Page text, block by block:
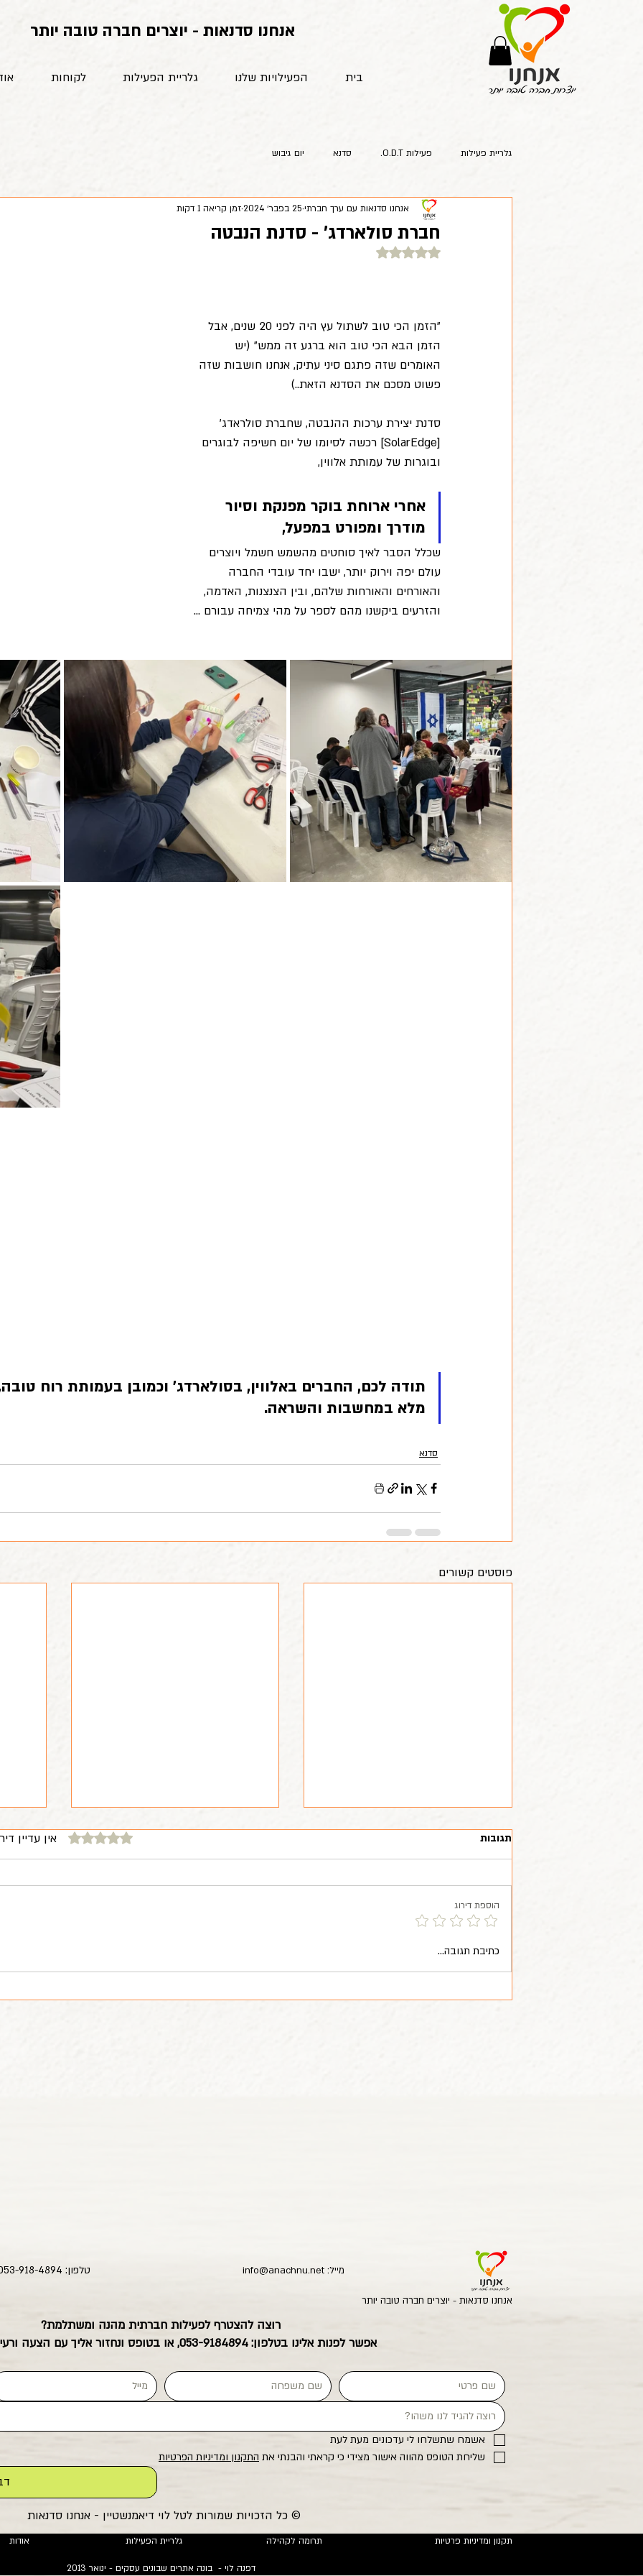
אנחנו סדנאות - יוצרים חברה טובה יותר
בית הפעילויות שלנו גלריית הפעילות לקוחות
גלריית פעילות פעילות O.D.T. סדנא יום גיבוש
חברת סולארדג' - סדנת הנבטה
אנחנו סדנאות עם ערך חברתי 25 בפבר׳ 2024 זמן קריאה 1 דקות
דירוג של NaN מתוך 5 כוכבים
״הזמן הכי טוב לשתול עץ היה לפני 20 שנים, אבל
הזמן הבא הכי טוב הוא ברגע זה ממש״ (יש
האומרים שזה פתגם סיני עתיק, אנחנו חושבות שזה
פשוט מסכם את הסדנא הזאת..)
סדנת יצירת ערכות ההנבטה, שחברת סולראדג׳
[SolarEdge]
רכשה לסיומו של יום חשיפה לבוגרים
ובוגרות של עמותת אלווין,
אחרי ארוחת בוקר מפנקת וסיור
מודרך ומפורט במפעל,
שכלל הסבר לאיך סוחטים מהשמש חשמל ויוצרים
עולם יפה וירוק יותר, ישבו יחד עובדי החברה
והאורחים והאורחות שלהם, ובין הצנצנות, האדמה,
והזרעים ביקשנו מהם לספר על מהי צמיחה עבורם …
תודה לכם, החברים באלווין, בסולארדג׳ וכמובן בעמותת רוח
מלא במחשבות והשראה.
סדנא
פוסטים קשורים
שזירת פרחים מתנדבי בנק לאומי
למען קיבוץ בארי
ילדי המפונים מאופקים
תגובות דירוג של 0 מתוך 5 כוכבים אין עדיין
הוספת דירוג
כתיבת תגובה...
מייל: info@anachnu.net טלפון: 053-918-4894
אנחנו סדנאות - יוצרים חברה טובה יותר
רוצה להצטרף לפעילות חברתית מהנה ומשתלמת?
אפשר לפנות אלינו בטלפון:053-9184894, או בטופס ונחזור אליך עם הצעה
אשמח שתשלחו לי עדכונים מעת לעת
שליחת הטופס מהווה אישור מצידי כי קראתי והבנתי את התקנון ומדיניות הפרטיות
© כל הזכויות שמורות לטל לוי דיאמנשטיין - אנחנו סדנאות
תקנון ומדיניות פרטיות תרומה לקהילה גלריית הפעילות אודות
דפנה לוי - בונה אתרים שבונים עסקים - ינואר 2013